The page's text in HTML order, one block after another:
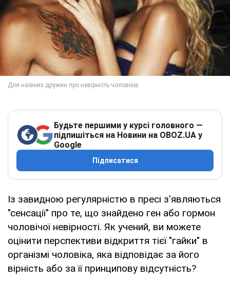
Будьте першими у курсі головного —
підпишіться на Новини на OBOZ.UA у
Google
Підписатися
Із завидною регулярністю в пресі з'являються
"сенсації" про те, що знайдено ген або гормон
чоловічої невірності. Як учений, ви можете
оцінити перспективи відкриття тієї "гайки" в
організмі чоловіка, яка відповідає за його
вірність або за її принципову відсутність?